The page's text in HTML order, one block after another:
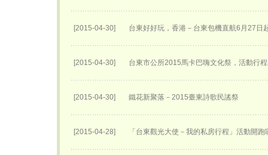
[2015-04-30] 台東好好玩，香港－台東包機直航6月27日​
[2015-04-30] 台東市公所2015馬卡巴嗨文化祭，活動行
[2015-04-30] 鐵花新聚落－2015臺東詩歌民謠祭
[2015-04-28] 「台東觀光大使－我的私房行程」活動開跑